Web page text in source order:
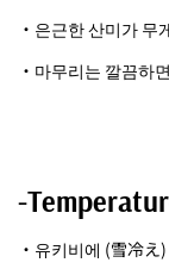
・은근한 산미가 무
・마무리는 깔끔하
-
・유키비에 (雪冷